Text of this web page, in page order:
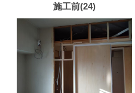
施工前(24)